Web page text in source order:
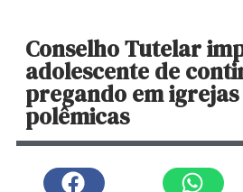
Conselho Tutelar
adolescente de
pregando em igrejas
polêmicas